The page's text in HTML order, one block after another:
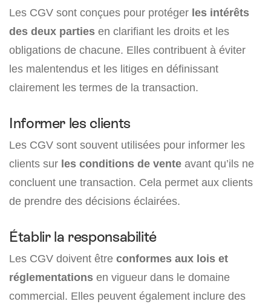
Les CGV sont conçues pour protéger les intérêts
des deux parties en clarifiant les droits et les
obligations de chacune. Elles contribuent à éviter
les malentendus et les litiges en définissant
clairement les termes de la transaction.
Informer les clients
Les CGV sont souvent utilisées pour informer les
clients sur les conditions de vente avant qu’ils ne
concluent une transaction. Cela permet aux clients
de prendre des décisions éclairées.
Établir la responsabilité
Les CGV doivent être conformes aux lois et
réglementations en vigueur dans le domaine
commercial. Elles peuvent également inclure des